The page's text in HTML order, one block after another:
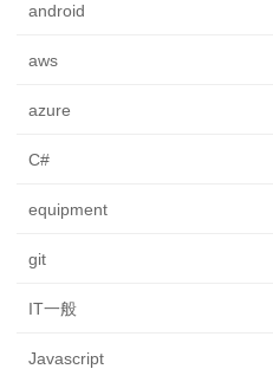
android
aws
azure
C#
equipment
git
IT一般
Javascript